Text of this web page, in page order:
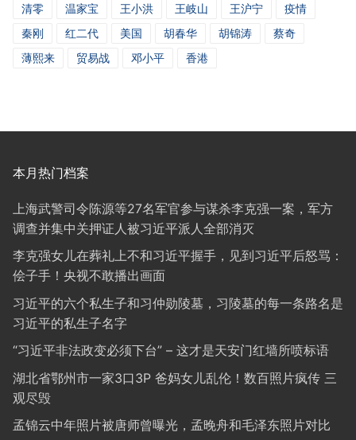
清零
温家宝 王小洪 王岐山 王沪宁
疫情
秦刚
红二代 美国 胡春华 胡锦涛
蔡奇
薄熙来
贸易战 邓小平 香港
本月热门档案
上海武警司令陈源等27名军官参与谋杀李克强一案，军方
调查并集中关押证人被习近平派人全部消灭
李克强女儿在葬礼上不和习近平握手，见到习近平后怒骂：
侩子手！央视不敢播出画面
习近平的六个私生子和习仲勋陵墓，习陵墓的每一条路名是
习近平的私生子名字
“习近平非法政变必须下台” – 这才是天安门红墙所喷标语
湖北省鄂州市一家3口3P 爸妈女儿乱伦！数百照片疯传 三
观尽毁
孟锦云中年照片被唐师曾曝光，孟晚舟和毛泽东照片对比